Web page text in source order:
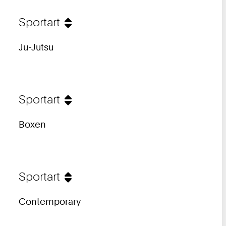
Sportart
Ju-Jutsu
Sportart
Boxen
Sportart
Contemporary